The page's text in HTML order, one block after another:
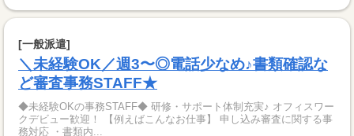
[一般派遣]
＼未経験OK／週3〜◎電話少なめ♪書類確認な
ど審査事務STAFF★
◆未経験OKの事務STAFF◆ 研修・サポート体制充実♪ オフィスワー
クデビュー歓迎！ 【例えばこんなお仕事】 申し込み審査に関する事
務対応 ・書類内...